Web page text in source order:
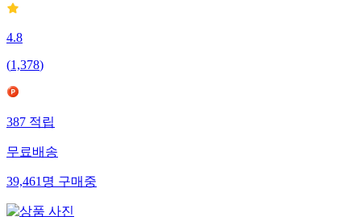
4.8
(1,378)
387 적립
무료배송
39,461 명 구매중